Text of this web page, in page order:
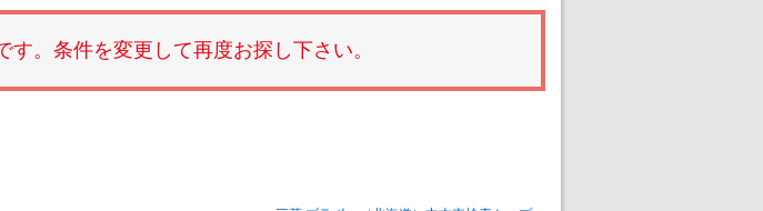
。条件を変更して再度お探し下さい。